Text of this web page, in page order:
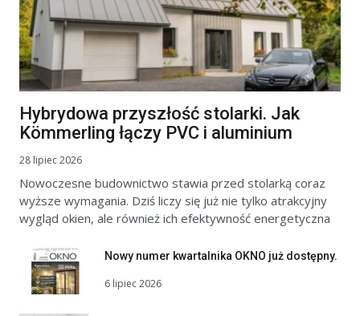
Hybrydowa przyszłość stolarki. Jak
Kömmerling łączy PVC i aluminium
28 lipiec 2026
Nowoczesne budownictwo stawia przed stolarką coraz
wyższe wymagania. Dziś liczy się już nie tylko atrakcyjny
wygląd okien, ale również ich efektywność energetyczna
Nowy numer kwartalnika OKNO już dostępny.
6 lipiec 2026